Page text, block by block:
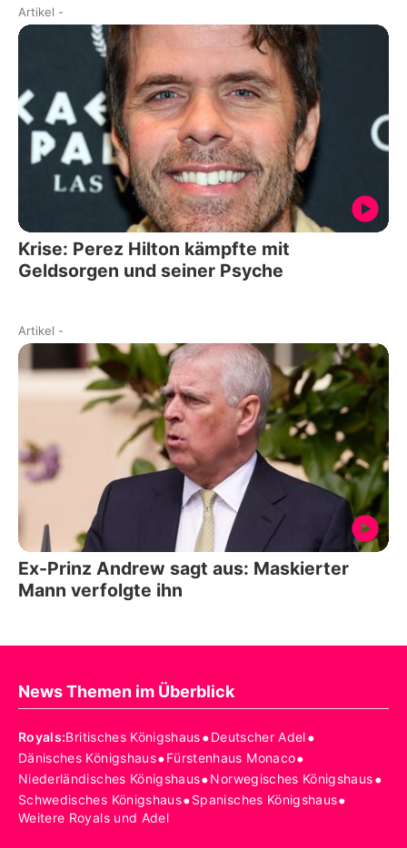
Artikel -
Krise: Perez Hilton kämpfte mit
Geldsorgen und seiner Psyche
Artikel -
Ex-Prinz Andrew sagt aus: Maskierter
Mann verfolgte ihn
News Themen im Überblick
Royals:Britisches Königshaus•Deutscher Adel•
Dänisches Königshaus•Fürstenhaus Monaco•
Niederländisches Königshaus•Norwegisches Königshaus•
Schwedisches Königshaus•Spanisches Königshaus•
Weitere Royals und Adel